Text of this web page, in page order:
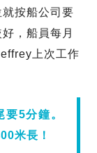
按船公司要
，船員每月
上次工作
5分鐘。
米長！